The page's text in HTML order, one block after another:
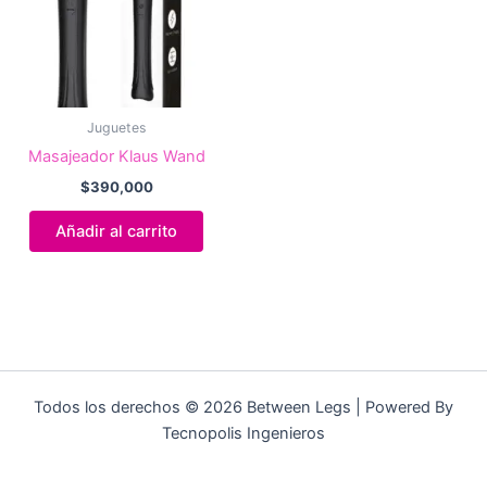
Juguetes
Masajeador Klaus Wand
$390,000
Añadir al carrito
Todos los derechos © 2026 Between Legs | Powered By
Tecnopolis Ingenieros